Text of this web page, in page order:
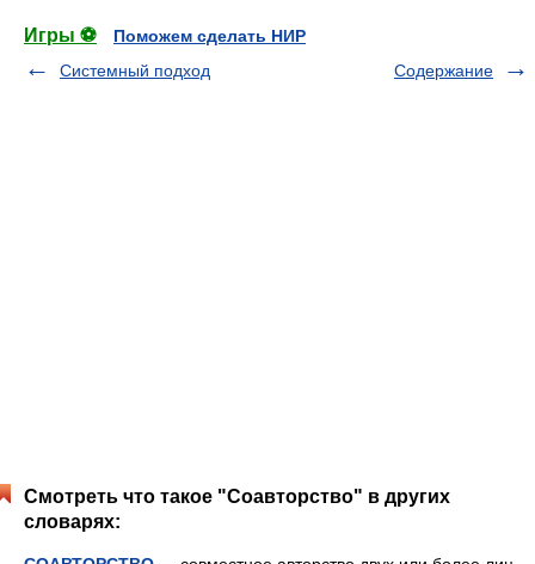
Игры ⚽
Поможем сделать НИР
Системный подход
Содержание
Смотреть что такое "Соавторство" в других
словарях: